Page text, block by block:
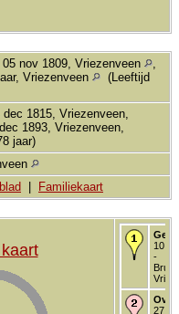
05 nov 1809, Vriezenveen
Vriezenveen
(Leeftijd
dec 1815, Vriezenveen,
1893, Vriezenveen,
jaar)
Familiekaart
10
-
27